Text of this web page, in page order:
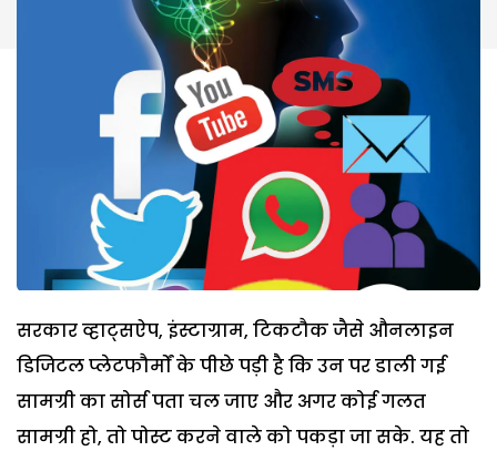
सरकार व्हाट्सऐप, इंस्टाग्राम, टिकटौक जैसे औनलाइन
डिजिटल प्लेटफौर्मों के पीछे पड़ी है कि उन पर डाली गई
सामग्री का सोर्स पता चल जाए और अगर कोई गलत
सामग्री हो, तो पोस्ट करने वाले को पकड़ा जा सके. यह तो